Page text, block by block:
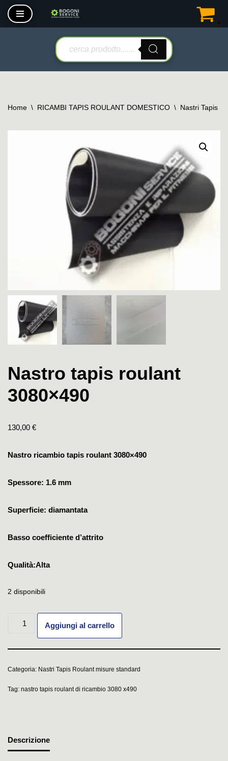
Vai
Home \ RICAMBI TAPIS ROULANT DOMESTICO \ Nastri Tapis
Nastro tapis roulant
3080×490
130,00 €
Nastro ricambio tapis roulant 3080×490
Spessore: 1.6 mm
Superficie: diamantata
Basso coefficiente d’attrito
Qualità:Alta
2 disponibili
Aggiungi al carrello
Categoria: Nastri Tapis Roulant misure standard
Tag: nastro tapis roulant di ricambio 3080 x490
Descrizione